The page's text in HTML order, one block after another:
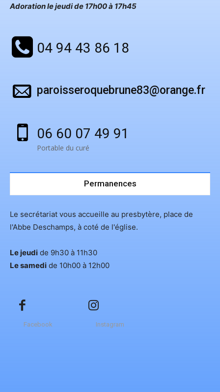
Adoration le jeudi de 17h00 à 17h45
04 94 43 86 18
paroisseroquebrune83@orange.fr
06 60 07 49 91
Portable du curé
Permanences
Le secrétariat vous accueille au presbytère, place de
l'Abbe Deschamps, à coté de l'église.
Le jeudi de 9h30 à 11h30
Le samedi de 10h00 à 12h00
Facebook Instagram